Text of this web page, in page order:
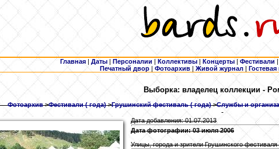
Главная | Даты | Персоналии | Коллективы | Концерты | Фестивали |
Печатный двор | Фотоархив | Живой журнал |Гостевая
Выборка: владелец коллекции -
Фотоархив>Фестивали ( года)>Грушинский фестиваль ( года)>Службы и
Дата добавления: 01.07.2013
Дата фотографии: 03 июля 2006
Улицы, города и зрители Грушинского